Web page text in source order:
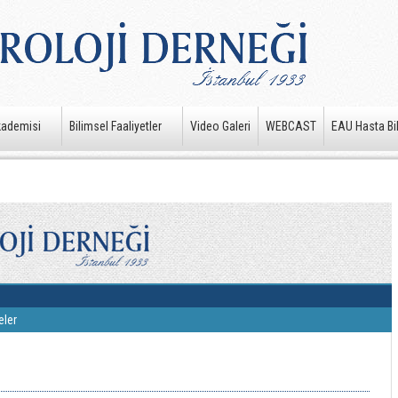
Bilimsel Faaliyetler Video Galeri WEBCAST EAU Hasta